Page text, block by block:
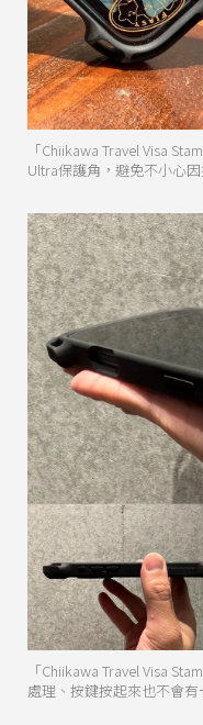
「Chiikawa Travel Visa
Ultra保護角，避免不小心
「Chiikawa Travel Visa
處理、按鍵按起來也不會有